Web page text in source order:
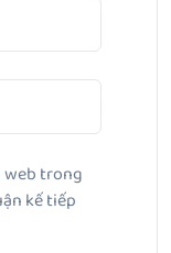
web trong
kế tiếp